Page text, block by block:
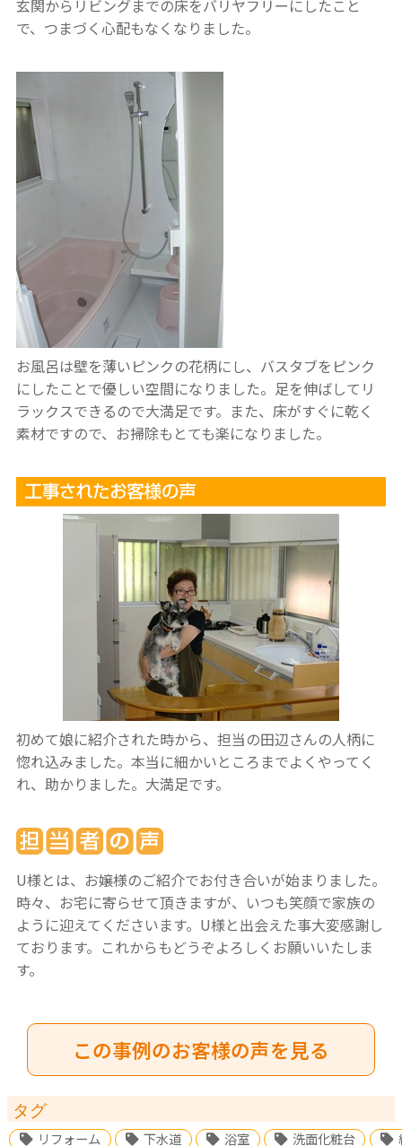
玄関からリビングまでの床をバリヤフリーにしたこと
で、つまづく心配もなくなりました。
お風呂は壁を薄いピンクの花柄にし、バスタブをピンク
にしたことで優しい空間になりました。 足を伸ばしてリ
ラックスできるので大満足です。また、床がすぐに乾く
素材ですので、お掃除もとても楽になりました。
初めて娘に紹介された時から、担当の田辺さんの人柄に
惚れ込みました。本当に細かいところまでよくやってく
れ、助かりました。大満足です。
U様とは、お嬢様のご紹介でお付き合いが始まりました。
時々、お宅に寄らせて頂きますが、いつも笑顔で家族の
ように迎えてくださいます。U様と出会えた事大変感謝し
ております。これからもどうぞよろしくお願いいたしま
す。
この事例のお客様の声を見る
タグ
リフォーム 下水道 浴室 洗面化粧台